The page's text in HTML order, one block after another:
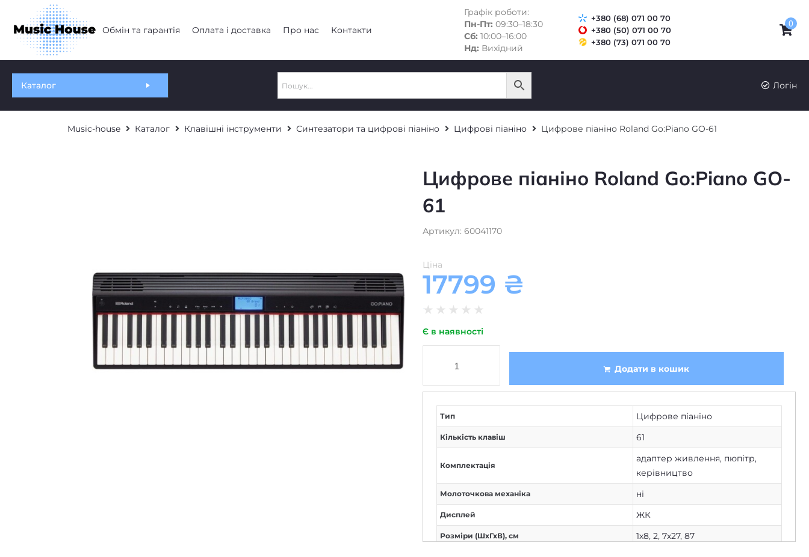
Обмін та гарантія Оплата і доставка Про нас Контакти
Графік роботи:
Пн-Пт: 09:30–18:30
Сб: 10:00–16:00
Нд: Вихідний
+380 (68) 071 00 70
+380 (50) 071 00 70
+380 (73) 071 00 70
0
Каталог Логін
Music-house Каталог Клавішні інструменти Синтезатори та цифрові піаніно Цифрові піаніно Цифрове піаніно Roland Go:Piano GO-61
Цифрове піаніно Roland Go:Piano GO-
61
Артикул: 60041170
Ціна
17799 ₴
★ ★ ★ ★ ★
Є в наявності
Додати в кошик
Тип Цифрове піаніно
Кількість клавіш 61
Комплектація
адаптер живлення, пюпітр,
керівництво
Молоточкова механіка ні
Дисплей ЖК
Розміри (ШxГхВ), см 1х8, 2, 7х27, 87